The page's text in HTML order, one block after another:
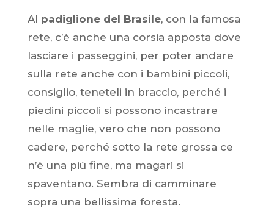
Al padiglione del Brasile, con la famosa
rete, c’è anche una corsia apposta dove
lasciare i passeggini, per poter andare
sulla rete anche con i bambini piccoli,
consiglio, teneteli in braccio, perché i
piedini piccoli si possono incastrare
nelle maglie, vero che non possono
cadere, perché sotto la rete grossa ce
n’è una più fine, ma magari si
spaventano. Sembra di camminare
sopra una bellissima foresta.